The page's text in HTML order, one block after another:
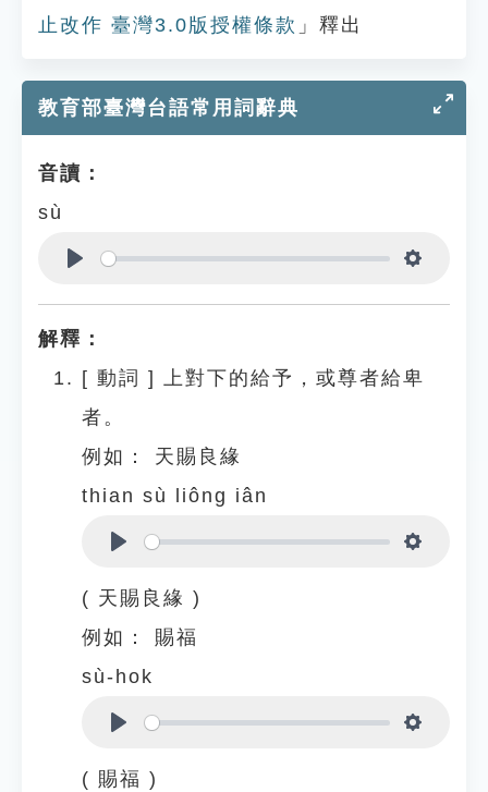
止改作 臺灣3.0版授權條款 」釋出
教育部臺灣台語常用詞辭典
音讀：
sù
解釋：
[ 動詞 ] 上對下的給予，或尊者給卑
者。
例如：
天賜良緣
thian sù liông iân
( 天賜良緣 )
例如：
賜福
sù-hok
( 賜福 )